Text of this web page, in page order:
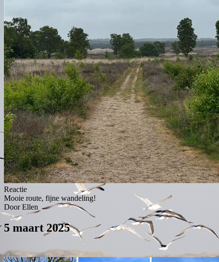
Reactie
Mooie route, fijne wandeling!
Door Ellen
5 maart 2025